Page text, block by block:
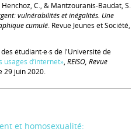
C., & Mantzouranis-Baudat, S.
vulnérabilités et inégalités. Une
cumulé. Revue Jeunes et Société,
étudiant·e·s de l'Université de
usages d’internet», REISO, Revue
29 juin 2020.
et homosexualité: